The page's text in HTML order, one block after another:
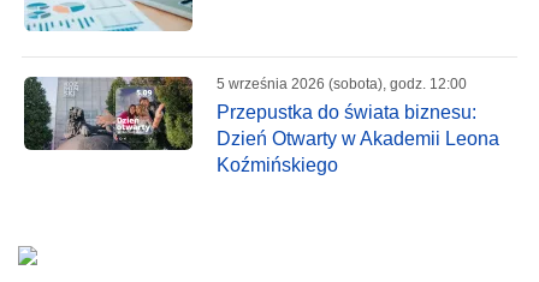
5 września 2026 (sobota), godz. 12:00
Przepustka do świata biznesu:
Dzień Otwarty w Akademii Leona
Koźmińskiego